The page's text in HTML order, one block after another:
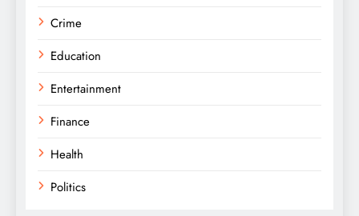
Crime
Education
Entertainment
Finance
Health
Politics